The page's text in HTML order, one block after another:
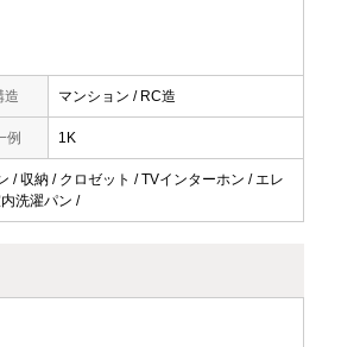
造 マンション / RC造
例 1K
/ 収納 / クロゼット / TVインターホン / エレ
洗濯パン /